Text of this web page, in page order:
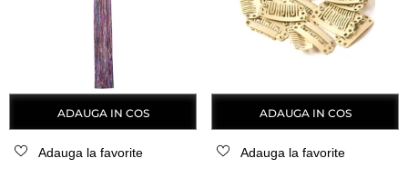
ADAUGA IN COS
Adauga la favorite
ADAUGA IN COS
Adauga la favorite